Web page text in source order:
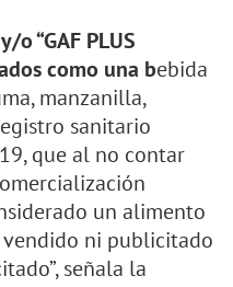
o “GAF PLUS
como una bebida
manzanilla,
sanitario
que al no contar
un alimento
ni publicitado
señala la